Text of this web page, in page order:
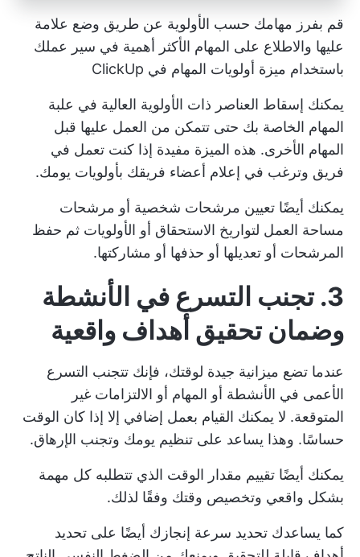
قم بفرز مهامك حسب الأولوية عن طريق وضع علامة
عليها والاطلاع على المهام الأكثر أهمية في سير عملك
باستخدام ميزة أولويات المهام في ClickUp
يمكنك إسقاط العناصر ذات الأولوية العالية في علبة
المهام الخاصة بك حتى تتمكن من العمل عليها قبل
المهام الأخرى. هذه الميزة مفيدة إذا كنت تعمل في
فريق وترغب في إعلام أعضاء فريقك بأولويات يومك.
يمكنك أيضًا تعيين مرشحات شخصية أو مرشحات
مساحة العمل لتواريخ الاستحقاق أو الأولويات ثم حفظ
المرشحات أو تعديلها أو حذفها أو مشاركتها.
3. تجنب التسرع في الأنشطة
وضمان تحقيق أهداف واقعية
عندما تضع ميزانية جيدة لوقتك، فإنك تتجنب التسرع
الأعمى في الأنشطة أو المهام أو الالتزامات غير
المتوقعة. لا يمكنك القيام بعمل إضافي إلا إذا كان الوقت
حساسًا. وهذا يساعد على تنظيم يومك وتجنب الإرهاق.
يمكنك أيضًا تقييم مقدار الوقت الذي تتطلبه كل مهمة
بشكل واقعي وتخصيص وقتك وفقًا لذلك.
كما يساعدك تحديد سرعة إنجازك أيضًا على تحديد